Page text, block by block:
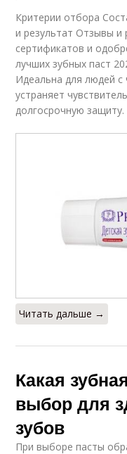
Критерии отбора
и результат Отзывы
сертификатов и
лучших зубных паст
Идеальна для людей с
устраняет
долгосрочную защиту.
Читать дальше →
Какая
выбор для
зубов
При выборе пасты